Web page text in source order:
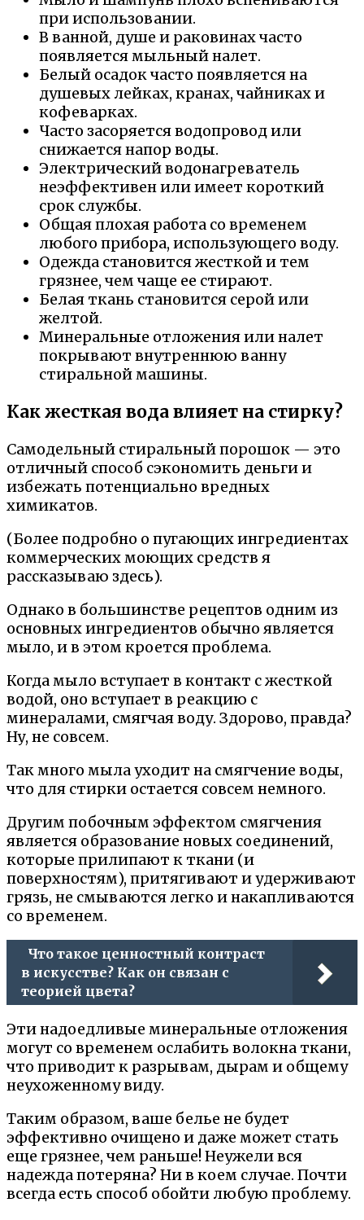
при использовании.
В ванной, душе и раковинах часто
появляется мыльный налет.
Белый осадок часто появляется на
душевых лейках, кранах, чайниках и
кофеварках.
Часто засоряется водопровод или
снижается напор воды.
Электрический водонагреватель
неэффективен или имеет короткий
срок службы.
Общая плохая работа со временем
любого прибора, использующего воду.
Одежда становится жесткой и тем
грязнее, чем чаще ее стирают.
Белая ткань становится серой или
желтой.
Минеральные отложения или налет
покрывают внутреннюю ванну
стиральной машины.
Как жесткая вода влияет на стирку?
Самодельный стиральный порошок — это
отличный способ сэкономить деньги и
избежать потенциально вредных
химикатов.
(Более подробно о пугающих ингредиентах
коммерческих моющих средств я
рассказываю здесь).
Однако в большинстве рецептов одним из
основных ингредиентов обычно является
мыло, и в этом кроется проблема.
Когда мыло вступает в контакт с жесткой
водой, оно вступает в реакцию с
минералами, смягчая воду. Здорово, правда?
Ну, не совсем.
Так много мыла уходит на смягчение воды,
что для стирки остается совсем немного.
Другим побочным эффектом смягчения
является образование новых соединений,
которые прилипают к ткани (и
поверхностям), притягивают и удерживают
грязь, не смываются легко и накапливаются
со временем.
Что такое ценностный контраст
в искусстве? Как он связан с
теорией цвета?
Эти надоедливые минеральные отложения
могут со временем ослабить волокна ткани,
что приводит к разрывам, дырам и общему
неухоженному виду.
Таким образом, ваше белье не будет
эффективно очищено и даже может стать
еще грязнее, чем раньше! Неужели вся
надежда потеряна? Ни в коем случае. Почти
всегда есть способ обойти любую проблему.